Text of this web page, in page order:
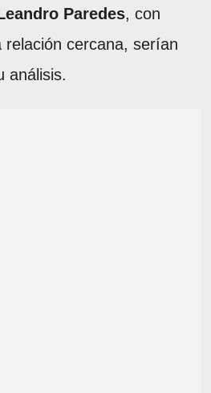
Paredes, con
relación cercana, serían
análisis.